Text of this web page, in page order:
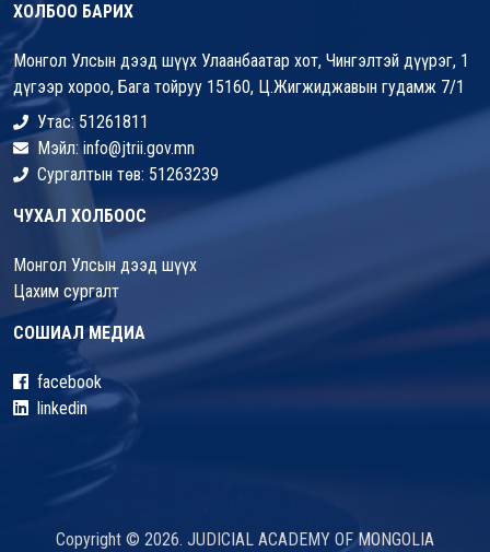
ХОЛБОО БАРИХ
Монгол Улсын дээд шүүх Улаанбаатар хот, Чингэлтэй дүүрэг, 1
дүгээр хороо, Бага тойруу 15160, Ц.Жигжиджавын гудамж 7/1
Утас: 51261811
Мэйл: info@jtrii.gov.mn
Сургалтын төв: 51263239
ЧУХАЛ ХОЛБООС
Монгол Улсын дээд шүүх
Цахим сургалт
СОШИАЛ МЕДИА
facebook
linkedin
Copyright © 2026. JUDICIAL ACADEMY OF MONGOLIA